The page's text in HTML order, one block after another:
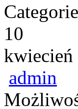
10
kwiecień
admin